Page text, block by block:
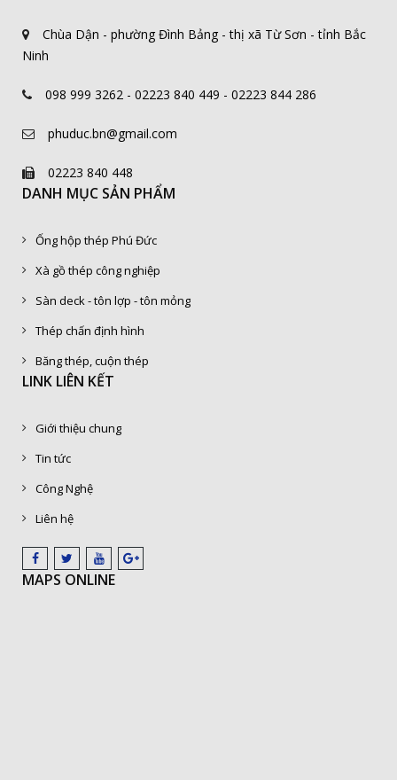
Chùa Dận - phường Đình Bảng - thị xã Từ Sơn - tỉnh Bắc
Ninh
098 999 3262 - 02223 840 449 - 02223 844 286
phuduc.bn@gmail.com
02223 840 448
DANH MỤC SẢN PHẨM
Ống hộp thép Phú Đức
Xà gồ thép công nghiệp
Sàn deck - tôn lợp - tôn mỏng
Thép chấn định hình
Băng thép, cuộn thép
LINK LIÊN KẾT
Giới thiệu chung
Tin tức
Công Nghệ
Liên hệ
MAPS ONLINE